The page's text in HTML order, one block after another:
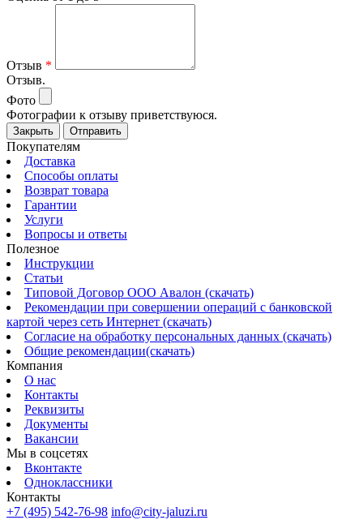
Отзыв *
Отзыв.
Фото
Фотографии к отзыву приветствуюся.
Закрыть Отправить
Покупателям
Доставка
Способы оплаты
Возврат товара
Гарантии
Услуги
Вопросы и ответы
Полезное
Инструкции
Статьи
Типовой Договор ООО Авалон (скачать)
Рекомендации при совершении операций с банковской
картой через сеть Интернет (скачать)
Согласие на обработку персональных данных (скачать)
Общие рекомендации(скачать)
Компания
О нас
Контакты
Реквизиты
Документы
Вакансии
Мы в соцсетях
Вконтакте
Одноклассники
Контакты
+7 (495) 542-76-98 info@city-jaluzi.ru